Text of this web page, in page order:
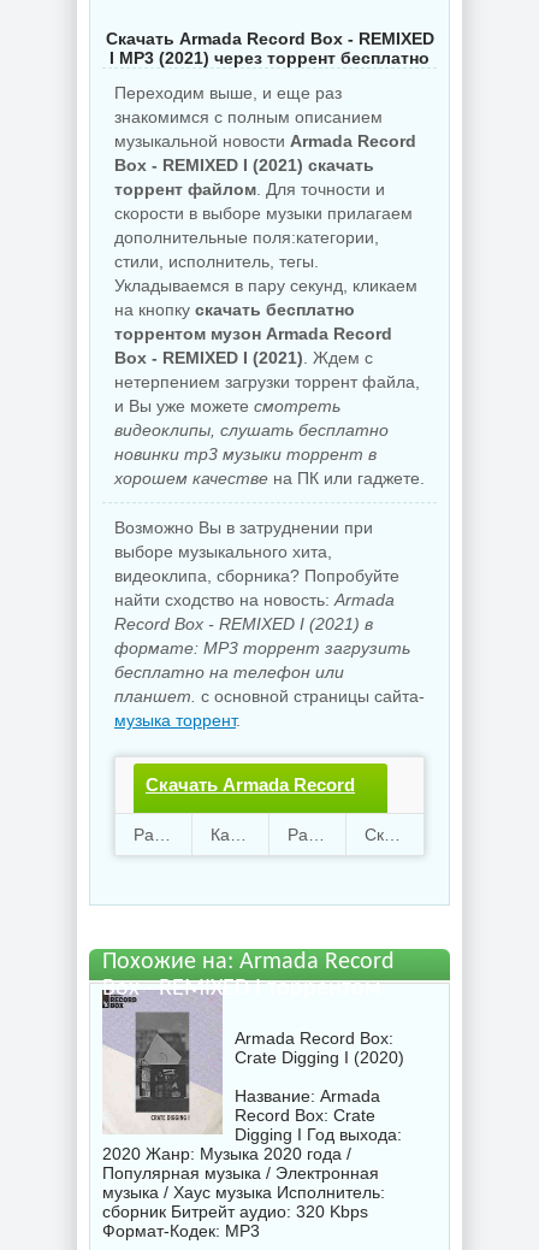
Скачать Armada Record Box - REMIXED
I MP3 (2021) через торрент бесплатно
Переходим выше, и еще раз
знакомимся с полным описанием
музыкальной новости Armada Record
Box - REMIXED I (2021) скачать
торрент файлом . Для точности и
скорости в выборе музыки прилагаем
дополнительные поля:категории,
стили, исполнитель, тегы.
Укладываемся в пару секунд, кликаем
на кнопку скачать бесплатно
торрентом музон Armada Record
Box - REMIXED I (2021) . Ждем с
нетерпением загрузки торрент файла,
и Вы уже можете смотреть
видеоклипы, слушать бесплатно
новинки mp3 музыки торрент в
хорошем качестве на ПК или гаджете.
Возможно Вы в затруднении при
выборе музыкального хита,
видеоклипа, сборника? Попробуйте
найти сходство на новость: Armada
Record Box - REMIXED I (2021) в
формате: MP3 торрент загрузить
бесплатно на телефон или
планшет. с основной страницы сайта-
музыка торрент.
Скачать Armada Record
Box - REMIXED I.torrent
31 51 597.24 Mb
Похожие на: Armada Record
Box - REMIXED I торрентом
Armada Record Box:
Crate Digging I (2020)
Название: Armada
Record Box: Crate
Digging I Год выхода:
2020 Жанр: Музыка 2020 года /
Популярная музыка / Электронная
музыка / Хаус музыка Исполнитель:
сборник Битрейт аудио: 320 Kbps
Формат-Кодек: MP3